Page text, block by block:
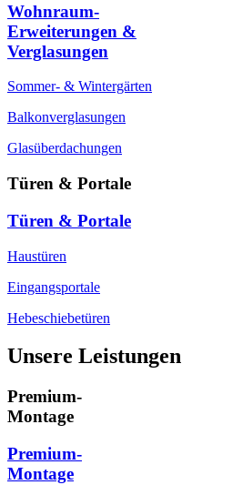
Wohnraum-
Erweiterungen &
Verglasungen
Sommer- & Wintergärten
Balkonverglasungen
Glasüberdachungen
Türen & Portale
Türen & Portale
Haustüren
Eingangsportale
Hebeschiebetüren
Unsere Leistungen
Premium-
Montage
Premium-
Montage